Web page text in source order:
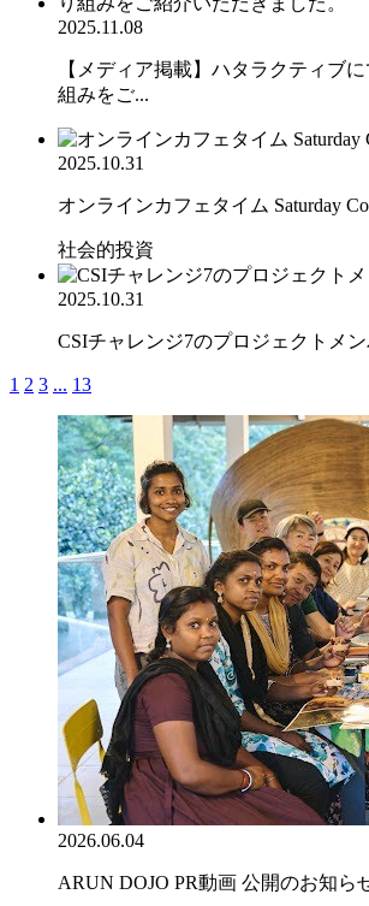
2025.11.08
【メディア掲載】ハタラクティブ
組みをご...
2025.10.31
オンラインカフェタイム Saturday
社会的投資
2025.10.31
CSIチャレンジ7のプロジェクトメン
1 2 3 ... 13
2026.06.04
ARUN DOJO PR動画 公開のお知ら